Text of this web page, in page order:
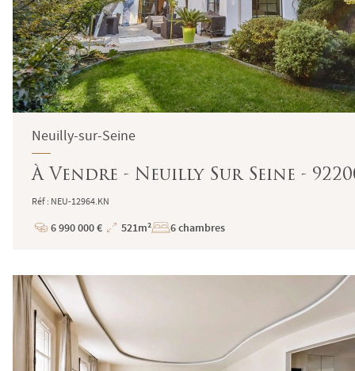
Neuilly-sur-Seine
À Vendre - Neuilly Sur Seine -
Réf : NEU-12964.KN
Prix
6 990 000 €
Superficie
521m² 6 chambres